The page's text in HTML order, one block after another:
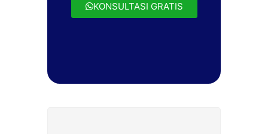
KONSULTASI GRATIS